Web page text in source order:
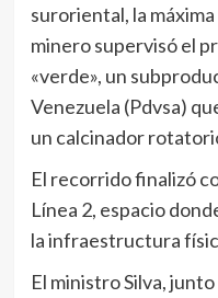
suroriental, la
minero supervisó el
«verde», un
Venezuela (Pdvsa)
un calcinador
El recorrido finalizó
Línea 2, espacio
la infraestructura
El ministro Silva,